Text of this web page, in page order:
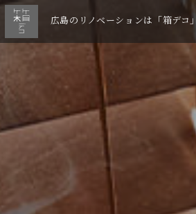
広島のリノベーションは「箱デコ」